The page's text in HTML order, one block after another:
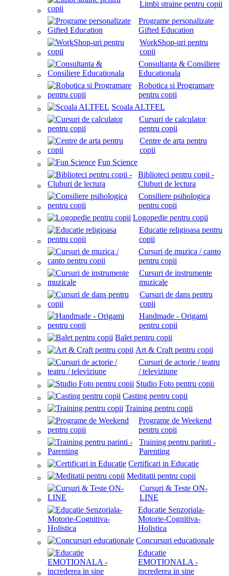
Limbi straine pentru copii
Programe personalizate
Gifted Education
WorkShop-uri pentru
copii
Consultanta & Consiliere
Educationala
Robotica si Programare
pentru copii
Scoala ALTFEL
Cursuri de calculator
pentru copii
Centre de arta pentru
copii
Fun Science
Biblioteci pentru copii -
Cluburi de lectura
Consiliere psihologica
pentru copii
Logopedie pentru copii
Educatie religioasa pentru
copii
Cursuri de muzica / canto
pentru copii
Cursuri de instrumente
muzicale
Cursuri de dans pentru
copii
Handmade - Origami
pentru copii
Balet pentru copii
Art & Craft pentru copii
Cursuri de actorie / teatru
/ televiziune
Studio Foto pentru copii
Casting pentru copii
Training pentru copii
Programe de Weekend
pentru copii
Training pentru parinti -
Parenting
Certificari in Educatie
Meditatii pentru copii
Cursuri & Teste ON-
LINE
Educatie Senzoriala-
Motorie-Cognitiva-
Holistica
Concursuri educationale
Educatie
EMOTIONALA -
increderea in sine